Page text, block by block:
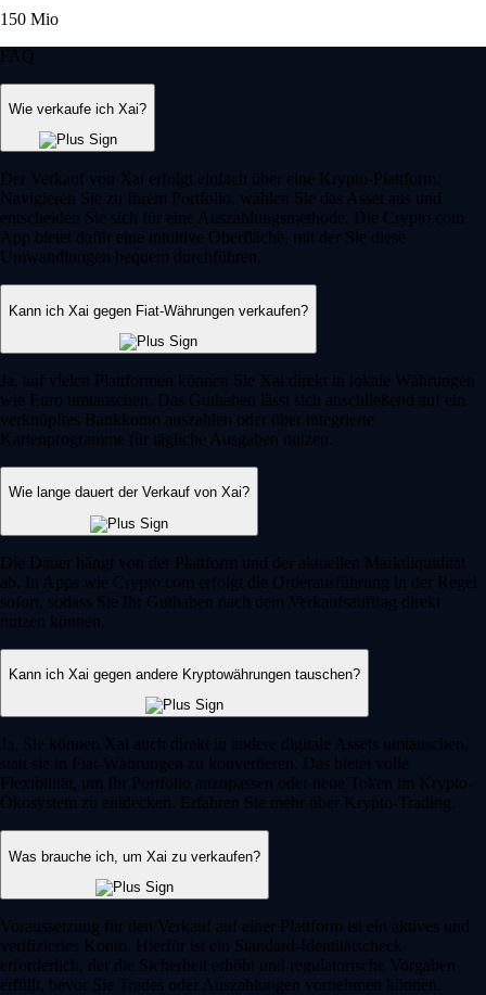
150 Mio
FAQ
Wie verkaufe ich Xai?
Der Verkauf von Xai erfolgt einfach über eine Krypto-Plattform.
Navigieren Sie zu Ihrem Portfolio, wählen Sie das Asset aus und
entscheiden Sie sich für eine Auszahlungsmethode. Die Crypto.com
App bietet dafür eine intuitive Oberfläche, mit der Sie diese
Umwandlungen bequem durchführen.
Kann ich Xai gegen Fiat-Währungen verkaufen?
Ja, auf vielen Plattformen können Sie Xai direkt in lokale Währungen
wie Euro umtauschen. Das Guthaben lässt sich anschließend auf ein
verknüpftes Bankkonto auszahlen oder über integrierte
Kartenprogramme für tägliche Ausgaben nutzen.
Wie lange dauert der Verkauf von Xai?
Die Dauer hängt von der Plattform und der aktuellen Marktliquidität
ab. In Apps wie Crypto.com erfolgt die Orderausführung in der Regel
sofort, sodass Sie Ihr Guthaben nach dem Verkaufsauftrag direkt
nutzen können.
Kann ich Xai gegen andere Kryptowährungen tauschen?
Ja, Sie können Xai auch direkt in andere digitale Assets umtauschen,
statt sie in Fiat-Währungen zu konvertieren. Das bietet volle
Flexibilität, um Ihr Portfolio anzupassen oder neue Token im Krypto-
Ökosystem zu entdecken. Erfahren Sie mehr über Krypto-Trading.
Was brauche ich, um Xai zu verkaufen?
Voraussetzung für den Verkauf auf einer Plattform ist ein aktives und
verifiziertes Konto. Hierfür ist ein Standard-Identitätscheck
erforderlich, der die Sicherheit erhöht und regulatorische Vorgaben
erfüllt, bevor Sie Trades oder Auszahlungen vornehmen können.